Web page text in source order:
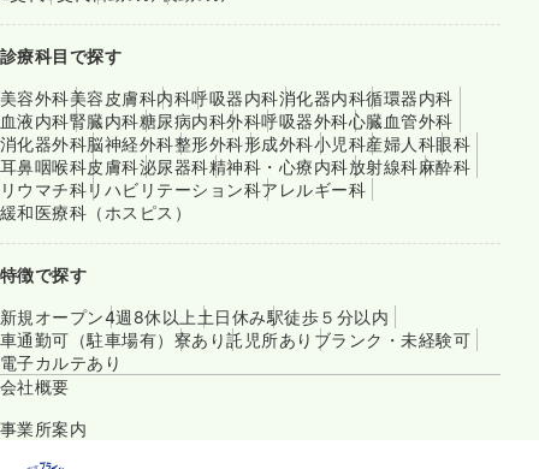
診療科目で探す
美容外科美容皮膚科内科呼吸器内科消化器内科循環器内科
血液内科腎臓内科糖尿病内科外科呼吸器外科心臓血管外科
消化器外科脳神経外科整形外科形成外科小児科産婦人科眼科
耳鼻咽喉科皮膚科泌尿器科精神科・心療内科放射線科麻酔科
リウマチ科リハビリテーション科アレルギー科
緩和医療科（ホスピス）
特徴で探す
新規オープン4週8休以上土日休み駅徒歩５分以内
車通勤可（駐車場有） 寮あり託児所あり ブランク・未経験可
電子カルテあり
会社概要
事業所案内